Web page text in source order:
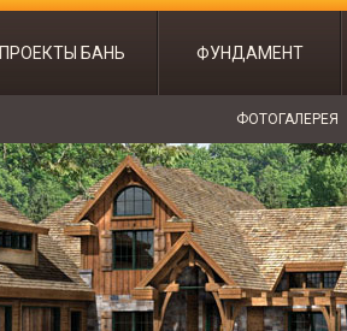
ПРОЕКТЫ БАНЬ ФУНДАМЕНТ
ФОТОГАЛЕРЕЯ